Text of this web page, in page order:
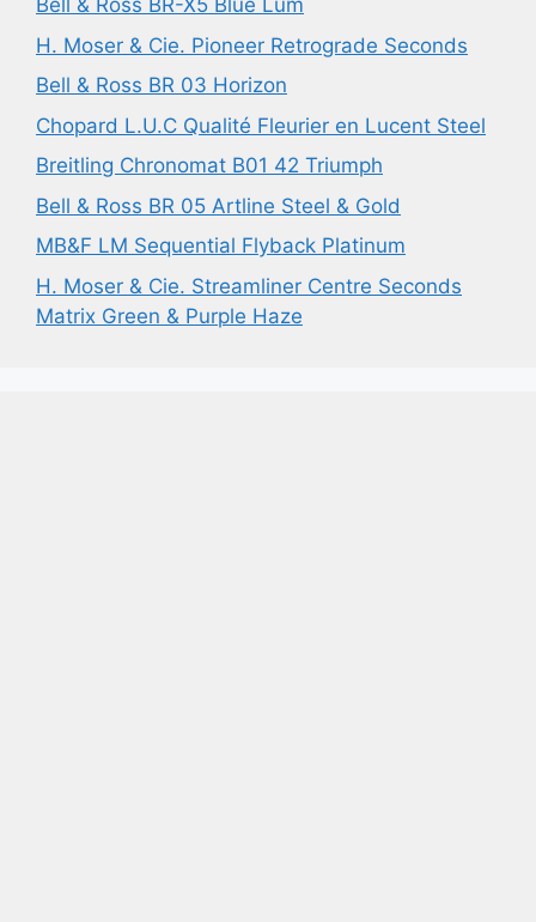
Bell & Ross BR-X5 Blue Lum
H. Moser & Cie. Pioneer Retrograde Seconds
Bell & Ross BR 03 Horizon
Chopard L.U.C Qualité Fleurier en Lucent Steel
Breitling Chronomat B01 42 Triumph
Bell & Ross BR 05 Artline Steel & Gold
MB&F LM Sequential Flyback Platinum
H. Moser & Cie. Streamliner Centre Seconds
Matrix Green & Purple Haze